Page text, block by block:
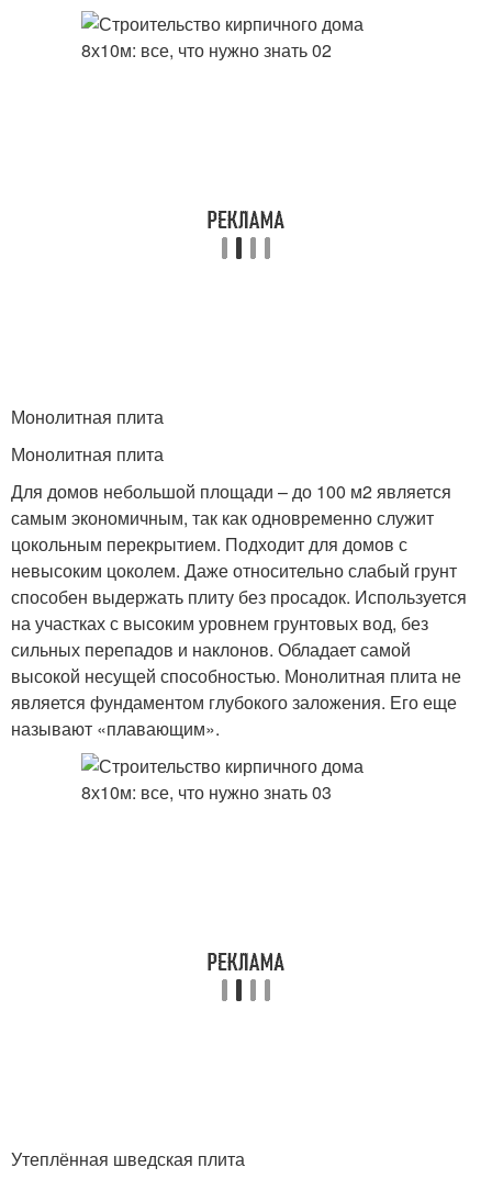
Монолитная плита
Монолитная плита
Для домов небольшой площади – до 100 м2 является
самым экономичным, так как одновременно служит
цокольным перекрытием. Подходит для домов с
невысоким цоколем. Даже относительно слабый грунт
способен выдержать плиту без просадок. Используется
на участках с высоким уровнем грунтовых вод, без
сильных перепадов и наклонов. Обладает самой
высокой несущей способностью. Монолитная плита не
является фундаментом глубокого заложения. Его еще
называют «плавающим».
Утеплённая шведская плита